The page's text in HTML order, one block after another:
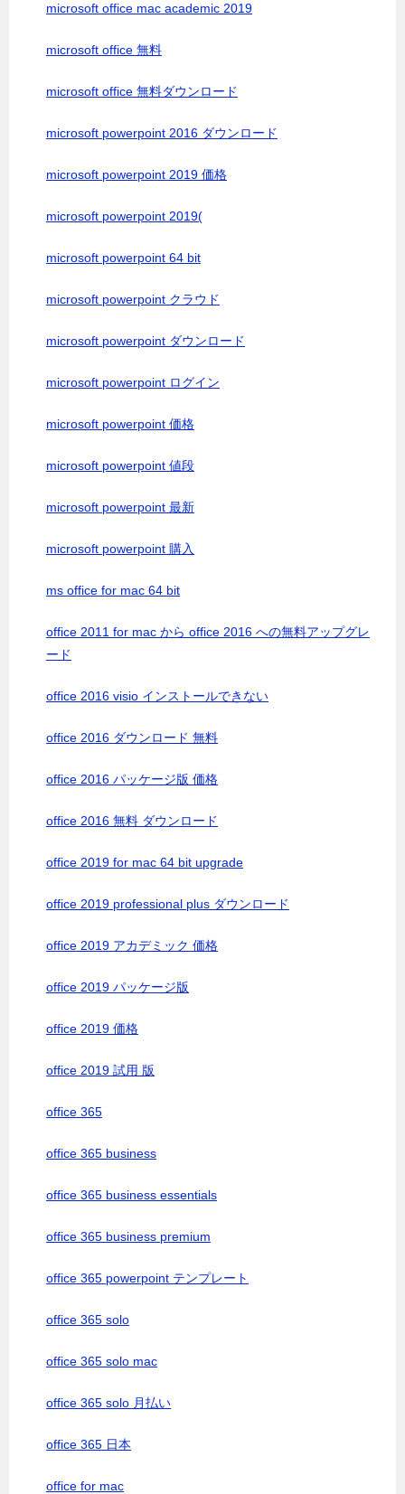
microsoft office mac academic 2019
microsoft office 無料
microsoft office 無料ダウンロード
microsoft powerpoint 2016 ダウンロード
microsoft powerpoint 2019 価格
microsoft powerpoint 2019(
microsoft powerpoint 64 bit
microsoft powerpoint クラウド
microsoft powerpoint ダウンロード
microsoft powerpoint ログイン
microsoft powerpoint 価格
microsoft powerpoint 値段
microsoft powerpoint 最新
microsoft powerpoint 購入
ms office for mac 64 bit
office 2011 for mac から office 2016 への無料アップグレ
ード
office 2016 visio インストールできない
office 2016 ダウンロード 無料
office 2016 パッケージ版 価格
office 2016 無料 ダウンロード
office 2019 for mac 64 bit upgrade
office 2019 professional plus ダウンロード
office 2019 アカデミック 価格
office 2019 パッケージ版
office 2019 価格
office 2019 試用 版
office 365
office 365 business
office 365 business essentials
office 365 business premium
office 365 powerpoint テンプレート
office 365 solo
office 365 solo mac
office 365 solo 月払い
office 365 日本
office for mac